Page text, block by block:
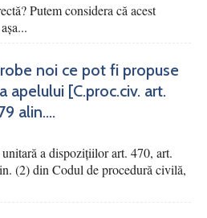
Putem considera că acest
noi ce pot fi propuse
apelului [C.proc.civ. art.
alin....
a dispoziţiilor art. 470, art.
(2) din Codul de procedură civilă,